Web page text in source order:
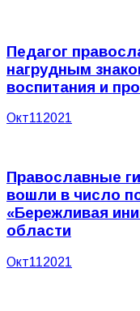
Педагог
нагрудным
воспитания и
Окт112021
Православные
вошли в число
«Бережливая
области
Окт112021